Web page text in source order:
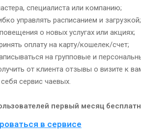
специалиста или компанию;
управлять расписанием и загрузкой;
о новых услугах или акциях;
оплату на карту/кошелек/счет;
на групповые и
от клиента отзывы о визите к
сервис чаевых.
первый месяц
в сервисе